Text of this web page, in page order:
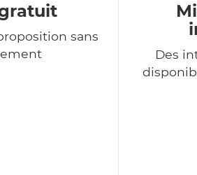
sans
Des